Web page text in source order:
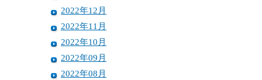
2022年12月
2022年11月
2022年10月
2022年09月
2022年08月